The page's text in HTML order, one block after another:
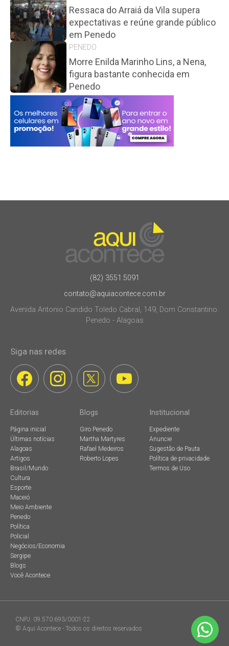
Ressaca do Arraiá da Vila supera
expectativas e reúne grande público
em Penedo
PENEDO
Morre Enilda Marinho Lins, a Nena,
figura bastante conhecida em
Penedo
(82) 3551.5091
contato@aquiacontece.com.br
Avenida Antonio Candido Toledo Cabral, 149, Dom Constantino.
Penedo - Alagoas
Siga nas redes
Editorias
Página inicial
Últimas notícias
Alagoas
Artigos
Brasil/Mundo
Cultura
Esporte
Maceió
Meio Ambiente
Penedo
Política
Policial
Negócios/Economia
Sergipe
Blogs
Você Acontece
Blogs
Giro Penedo
Martha Martyres
Rafael Medeiros
Roberto Lopes
Institucional
Expediente
Anuncie
Sugestão de Pauta
Política de privacidade
Termos de Uso
CNPJ: 09.570.693/0001-22
© Aqui Acontece - Todos os direitos reservados